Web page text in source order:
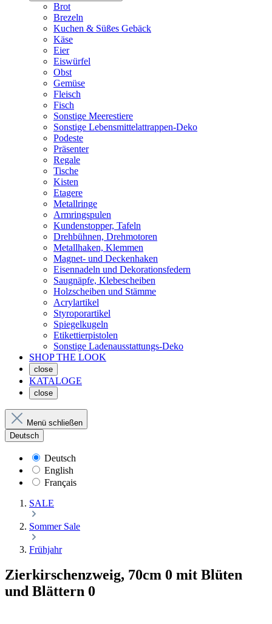
Brot
Brezeln
Kuchen & Süßes Gebäck
Käse
Eier
Eiswürfel
Obst
Gemüse
Fleisch
Fisch
Sonstige Meerestiere
Sonstige Lebensmittelattrappen-Deko
Podeste
Präsenter
Regale
Tische
Kisten
Etagere
Metallringe
Armringspulen
Kundenstopper, Tafeln
Drehbühnen, Drehmotoren
Metallhaken, Klemmen
Magnet- und Deckenhaken
Eisennadeln und Dekorationsfedern
Saugnäpfe, Klebescheiben
Holzscheiben und Stämme
Acrylartikel
Styroporartikel
Spiegelkugeln
Etikettierpistolen
Sonstige Ladenausstattungs-Deko
SHOP THE LOOK
close
KATALOGE
close
Menü schließen
Deutsch
Deutsch
English
Français
SALE
Sommer Sale
Frühjahr
Zierkirschenzweig, 70cm 0 mit Blüten
und Blättern 0